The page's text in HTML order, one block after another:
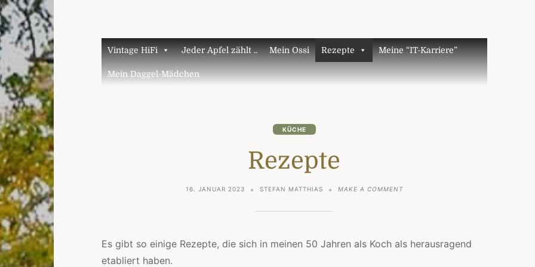
Vintage HiFi Jeder Apfel zählt .. Mein Ossi Rezepte Meine “IT-Karriere”
Mein Daggel-Mädchen
KÜCHE
Rezepte
16. JANUAR 2023 STEFAN MATTHIAS MAKE A COMMENTON
Es gibt so einige Rezepte, die sich in meinen 50 Jahren als Koch als herausragend
etabliert haben.